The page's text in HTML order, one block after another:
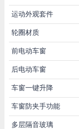
运动外观套件
轮圈材质
前电动车窗
后电动车窗
车窗一键升降
车窗防夹手功能
多层隔音玻璃